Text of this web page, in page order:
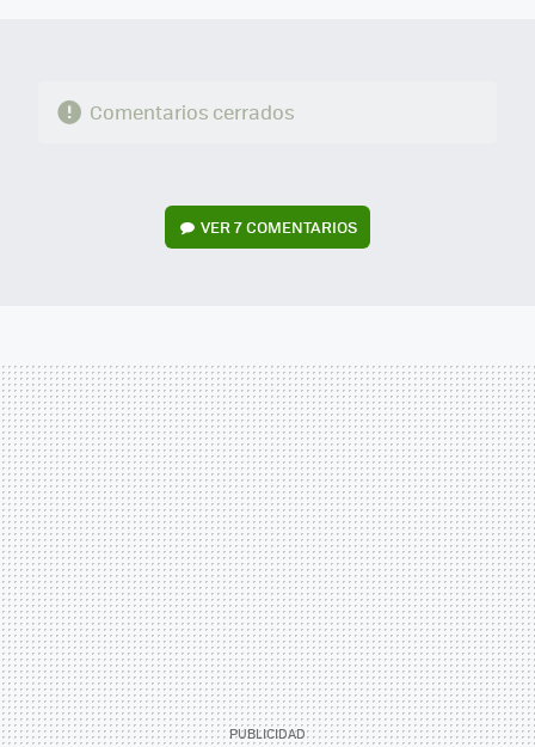
Comentarios cerrados
VER7 COMENTARIOS